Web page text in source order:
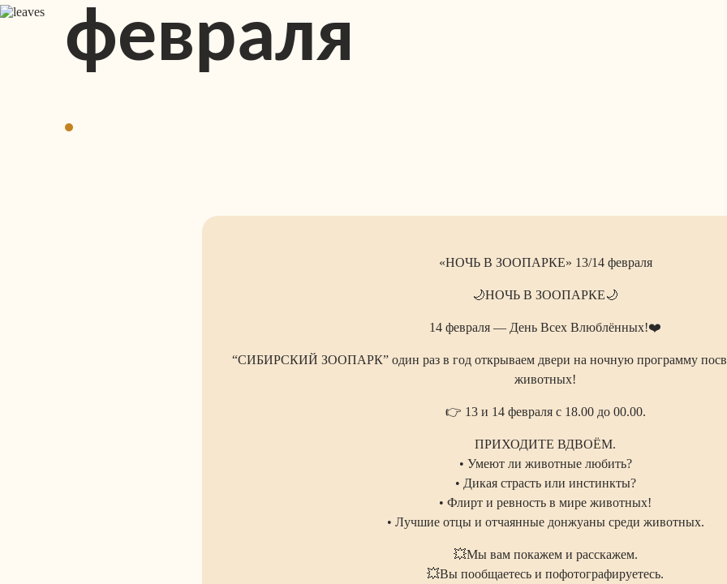
февраля
«НОЧЬ В ЗООПАРКЕ» 13/14 февраля
🌙НОЧЬ В ЗООПАРКЕ🌙
14 февраля — День Всех Влюблённых!❤️
“СИБИРСКИЙ ЗООПАРК” один раз в год открываем двери на ночную программу
животных!
👉 13 и 14 февраля с 18.00 до 00.00.
ПРИХОДИТЕ ВДВОЁМ.
• Умеют ли животные любить?
• Дикая страсть или инстинкты?
• Флирт и ревность в мире животных!
• Лучшие отцы и отчаянные донжуаны среди животных.
💥Мы вам покажем и расскажем.
💥Вы пообщаетесь и пофотографируетесь.